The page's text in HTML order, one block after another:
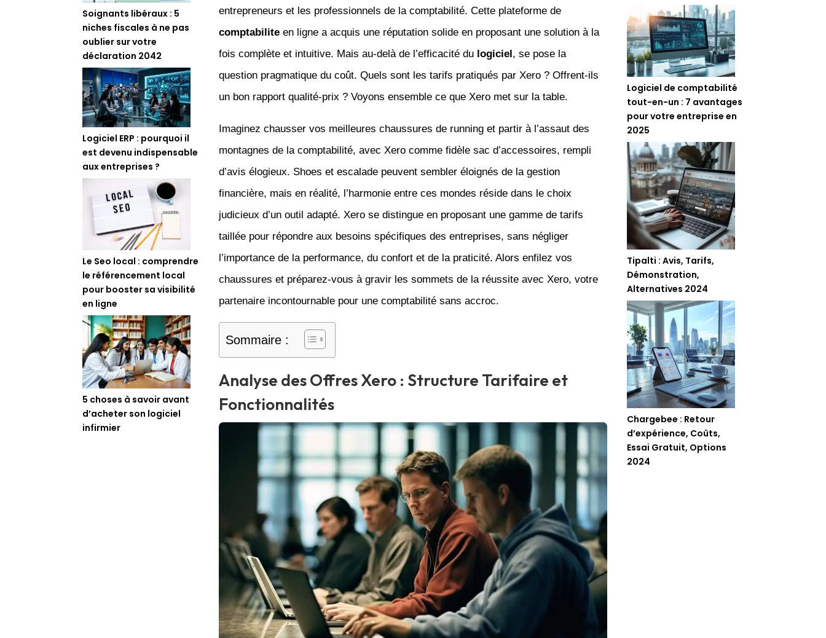
Soignants libéraux : 5
niches fiscales à ne pas
oublier sur votre
déclaration 2042
Logiciel ERP : pourquoi il
est devenu indispensable
aux entreprises ?
Le Seo local : comprendre
le référencement local
pour booster sa visibilité
en ligne
5 choses à savoir avant
d’acheter son logiciel
infirmier
entrepreneurs et les professionnels de la comptabilité. Cette plateforme de
comptabiliteen ligne a acquis une réputation solide en proposant une solution à la
fois complète et intuitive. Mais au-delà de l’efficacité du logiciel, se pose la
question pragmatique du coût. Quels sont les tarifs pratiqués par Xero ? Offrent-ils
un bon rapport qualité-prix ? Voyons ensemble ce que Xero met sur la table.
Imaginez chausser vos meilleures chaussures de running et partir à l’assaut des
montagnes de la comptabilité, avec Xero comme fidèle sac d’accessoires, rempli
d’avis élogieux. Shoes et escalade peuvent sembler éloignés de la gestion
financière, mais en réalité, l’harmonie entre ces mondes réside dans le choix
judicieux d’un outil adapté. Xero se distingue en proposant une gamme de tarifs
taillée pour répondre aux besoins spécifiques des entreprises, sans négliger
l’importance de la performance, du confort et de la praticité. Alors enfilez vos
chaussures et préparez-vous à gravir les sommets de la réussite avec Xero, votre
partenaire incontournable pour une comptabilité sans accroc.
Sommaire :
Analyse des Offres Xero : Structure Tarifaire et
Fonctionnalités
Logiciel de comptabilité
tout-en-un : 7 avantages
pour votre entreprise en
2025
Tipalti : Avis, Tarifs,
Démonstration,
Alternatives 2024
Chargebee : Retour
d’expérience, Coûts,
Essai Gratuit, Options
2024